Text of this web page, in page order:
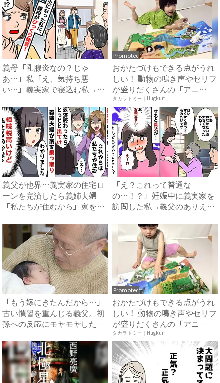
義母「乳腺炎なの？じゃ
あ…」私「え、気持ち悪
い…」義実家で寝込む私→思
Promoted
おかたづけもできる点がうれ
しい！ 動物の鳴き声やセリフ
が盛りだくさんの「アニ
ア ...
タカラトミー｜Hugkum
義父が他界…義実家の住宅ロ
ーンを完済したら義姉夫婦
「私たちが住むから」家を乗
「え？これって普通な
の…！？」妊娠中に義実家を
訪問した私→義父のありえな
「もう嫁にきたんだから…」
古い慣習を重んじる義父。初
孫への反応にモヤモヤした体
Promoted
おかたづけもできる点がうれ
しい！ 動物の鳴き声やセリフ
が盛りだくさんの「アニ
ア ...
タカラトミー｜Hugkum